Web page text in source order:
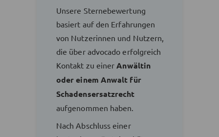
Unsere Sternebewertung
basiert auf den Erfahrungen
von Nutzerinnen und Nutzern,
die über advocado erfolgreich
Kontakt zu einerAnwältin
oder einem Anwalt für
Schadensersatzrecht
aufgenommen haben.
Nach Abschluss einer